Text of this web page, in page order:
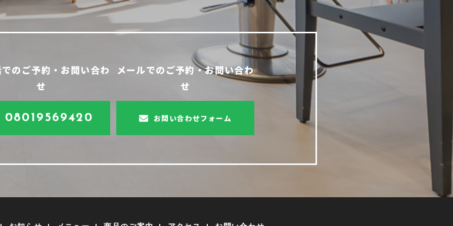
のご予約・お問い合わ
せ
08019569420
メールでのご予約・お問い合わ
せ
お問い合わせフォーム